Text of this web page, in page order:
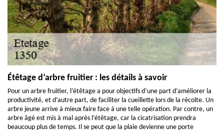
Étêtage d’arbre fruitier : les détails à savoir
Pour un arbre fruitier, l’étêtage a pour objectifs d’une part d’améliorer la
productivité, et d’autre part, de faciliter la cueillette lors de la récolte. Un
arbre jeune arrive à mieux faire face à une telle opération. Par contre, un
arbre âgé est mis à mal après l’étêtage, car la cicatrisation prendra
beaucoup plus de temps. Il se peut que la plaie devienne une porte